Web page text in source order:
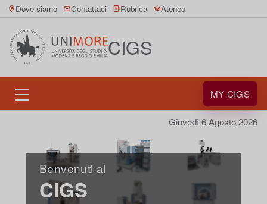
Dove siamo Contattaci Rubrica Ateneo
CIGS
MY CIGS
Giovedì 6 Agosto 2026
Benvenuti al
CIGS